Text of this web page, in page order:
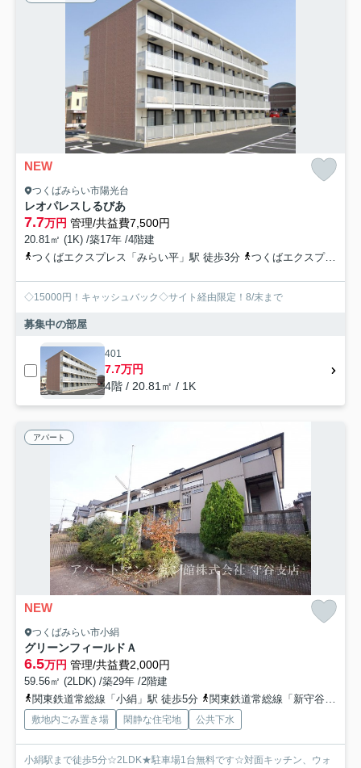
NEW
つくばみらい市陽光台
レオパレスしるびあ
7.7万円 管理/共益費7,500円
20.81㎡ (1K) /築17年 /4階建
つくばエクスプレス「みらい平」駅 徒歩3分
つくばエクスプレス「みどりの」駅 徒歩68分
◇15000円！キャッシュバック◇サイト経由限定！8/末まで
募集中の部屋
401
7.7万円
4階 / 20.81㎡ / 1K
アパート
NEW
つくばみらい市小絹
グリーンフィールドＡ
6.5万円 管理/共益費2,000円
59.56㎡ (2LDK) /築29年 /2階建
関東鉄道常総線「小絹」駅 徒歩5分
関東鉄道常総線「新守谷」駅 徒歩25分
敷地内ごみ置き場 閑静な住宅地 公共下水
小絹駅まで徒歩5分☆2LDK★駐車場1台無料です☆対面キッチン、ウォ